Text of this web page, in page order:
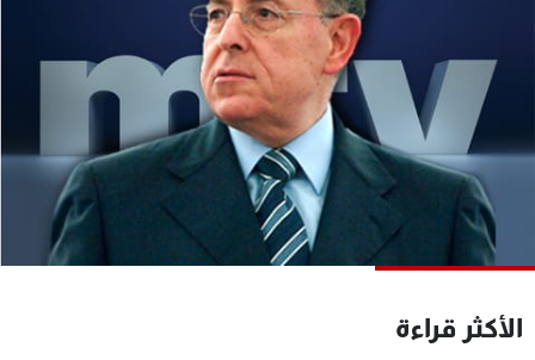
الأكثر قراءة
البرامج
جدول البرامج
شاهد البرامج
الترددات
الإنـتـاج
وظائف
تواصل معنا